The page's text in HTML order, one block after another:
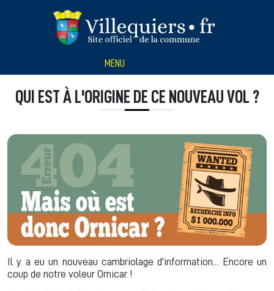
MENU
QUI EST À L'ORIGINE DE CE NOUVEAU VOL ?
Il y a eu un nouveau cambriolage d'information... Encore un
coup de notre voleur Ornicar !